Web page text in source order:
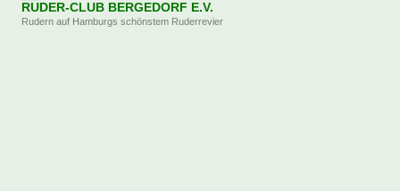
RUDER-CLUB BERGEDORF E.V.
Rudern auf Hamburgs schönstem Ruderrevier